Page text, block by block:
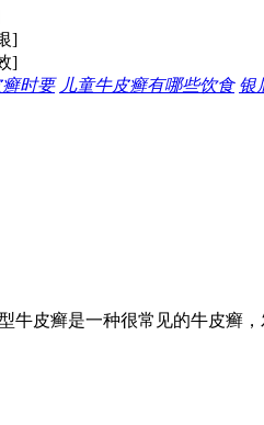
]
]
时要 儿童牛皮癣有哪些饮食 银
牛皮癣是一种很常见的牛皮癣